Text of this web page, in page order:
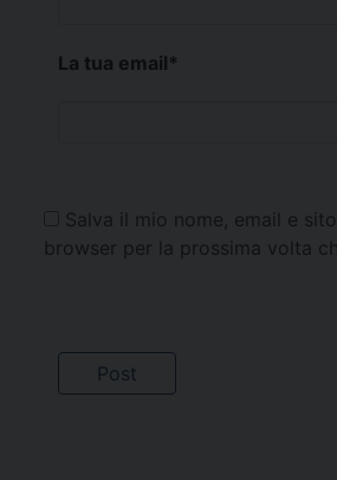
La tua email*
Salva il mio nome, email e
browser per la prossima volta